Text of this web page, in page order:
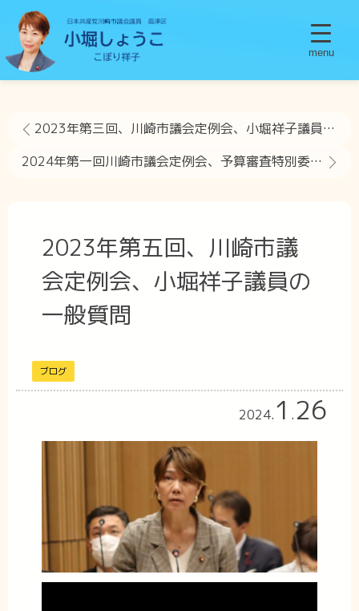
menu
2023年第三回、川崎市議会定例会、小堀祥子議員の一般質問
2024年第一回川崎市議会定例会、予算審査特別委員会での質問
2023年第五回、川崎市議
会定例会、小堀祥子議員の
一般質問
ブログ
2024.1 .26